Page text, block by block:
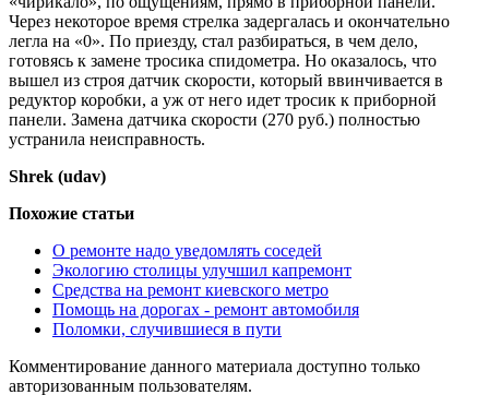
Через некоторое время стрелка задергалась и окончательно
легла на «0». По приезду, стал разбираться, в чем дело,
готовясь к замене тросика спидометра. Но оказалось, что
вышел из строя датчик скорости, который ввинчивается в
редуктор коробки, а уж от него идет тросик к приборной
панели. Замена датчика скорости (270 руб.) полностью
устранила неисправность.
Shrek (udav)
Похожие статьи
О ремонте надо уведомлять соседей
Экологию столицы улучшил капремонт
Средства на ремонт киевского метро
Помощь на дорогах - ремонт автомобиля
Поломки, случившиеся в пути
Комментирование данного материала доступно только
авторизованным пользователям.